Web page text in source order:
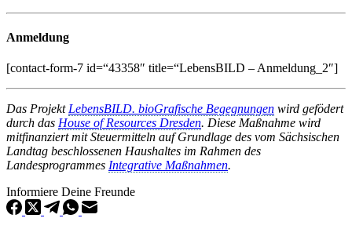
Anmeldung
[contact-form-7 id=“43358″ title=“LebensBILD – Anmeldung_2″]
Das Projekt LebensBILD. bioGrafische Begegnungen wird gefödert
durch das House of Resources Dresden. Diese Maßnahme wird
mitfinanziert mit Steuermitteln auf Grundlage des vom Sächsischen
Landtag beschlossenen Haushaltes im Rahmen des
Landesprogrammes Integrative Maßnahmen.
Informiere Deine Freunde